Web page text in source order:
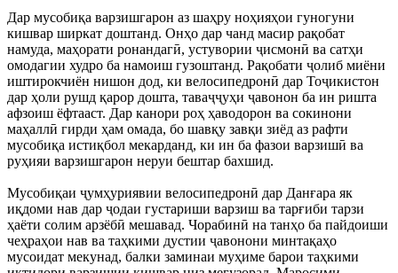
Дар мусобиқа варзишгарон аз шаҳру ноҳияҳои гуногуни
кишвар ширкат доштанд. Онҳо дар чанд масир рақобат
намуда, маҳорати ронандагӣ, устувории ҷисмонӣ ва сатҳи
омодагии худро ба намоиш гузоштанд. Рақобати ҷолиб миёни
иштирокчиён нишон дод, ки велосипедронӣ дар Тоҷикистон
дар ҳоли рушд қарор дошта, таваҷҷуҳи ҷавонон ба ин ришта
афзоиш ёфтааст. Дар канори роҳ ҳаводорон ва сокинони
маҳаллӣ гирди ҳам омада, бо шавқу завқи зиёд аз рафти
мусобиқа истиқбол мекарданд, ки ин ба фазои варзишӣ ва
руҳияи варзишгарон неруи бештар бахшид.
Мусобиқаи ҷумҳуриявии велосипедронӣ дар Данғара як
иқдоми нав дар ҷодаи густариши варзиш ва тарғиби тарзи
ҳаёти солим арзёбӣ мешавад. Чорабинӣ на танҳо ба пайдоиши
чеҳраҳои нав ва таҳкими дустии ҷавонони минтақаҳо
мусоидат мекунад, балки заминаи муҳиме барои таҳкими